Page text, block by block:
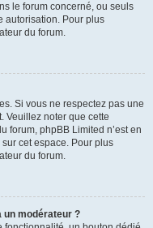
le forum concerné, ou seuls
autorisation. Pour plus
du forum.
Si vous ne respectez pas une
Veuillez noter que cette
forum, phpBB Limited n’est en
cet espace. Pour plus
du forum.
un modérateur ?